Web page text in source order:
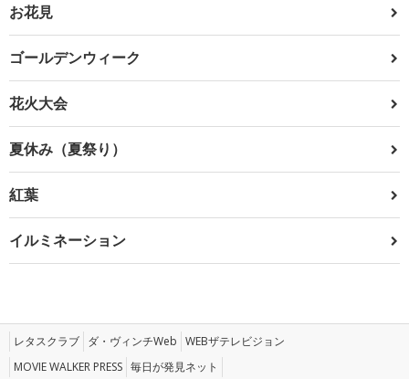
お花見
ゴールデンウィーク
花火大会
夏休み（夏祭り）
紅葉
イルミネーション
レタスクラブ ダ・ヴィンチWeb WEBザテレビジョン
MOVIE WALKER PRESS 毎日が発見ネット